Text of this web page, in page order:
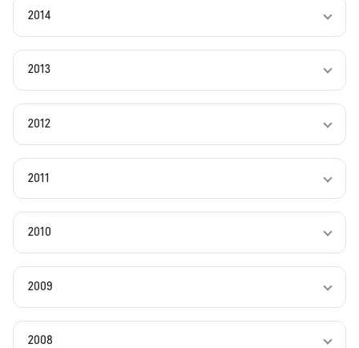
2014
2013
2012
2011
2010
2009
2008